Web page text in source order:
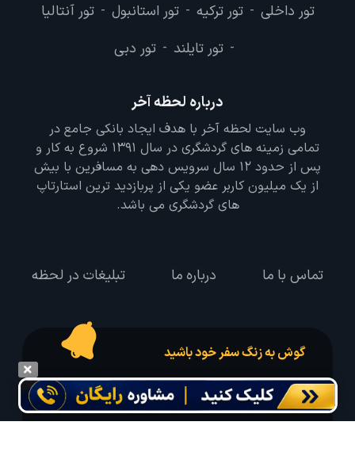
تور داخلی - تور ترکیه - تور استانبول - تور آنتالیا
- تور تایلند - تور دبی
درباره لحظه آخر
وب سایت لحظه آخر با هدف ایجاد بانکی جامع در
تمامی زمینه های گردشگری در سال 1391 شروع به کار و
پس از حدود 12 سال سرویس دهی به مسافرین با بیش
از یک میلیون کاربر عضو یکی از پربازدید ترین استارتاپ
های گردشگری می باشد.
تماس با ما درباره ما تبلیغات در لحظه
گوش به زنگ سفر خود باشید
درخواست سفر خود را در مدت زمان دلخواه ثبت و پیامک بهترین آفر مربوط به تور
درخواستی خود را دریافت نمایید